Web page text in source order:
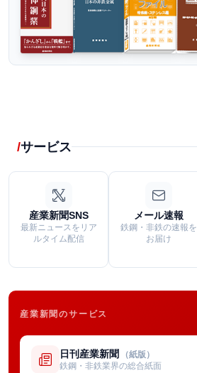
サービス
産業新聞SNS
最新ニュースをリア
ルタイム配信
メール速報
鉄鋼・非鉄の速報を
お届け
産業新聞のサービス
日刊産業新聞 （紙版）
鉄鋼・非鉄業界の総合紙面